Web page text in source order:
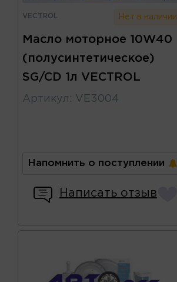
VECTROL Нет в наличии
Масло моторное 10W40
(полусинтетическое)
SG/CD 1л VECTROL
Артикул : VE3004
Напомнить о поступлении
Написать отзыв